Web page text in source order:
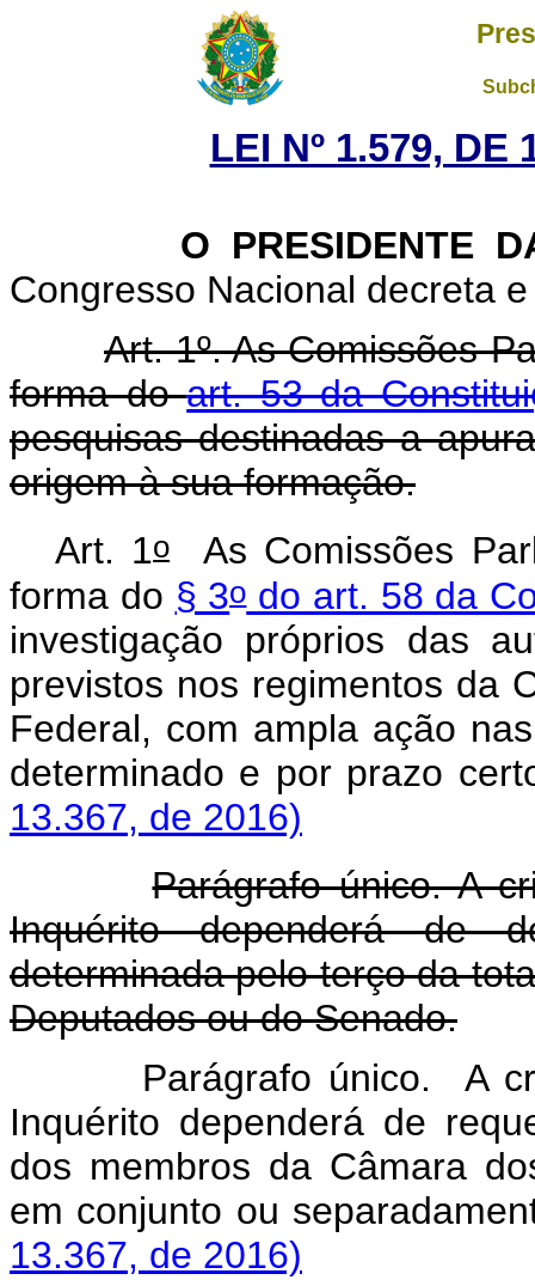
LEI Nº 1.579, DE
O PRESIDENTE DA
Congresso Nacional decreta
Art. 1º. As Comissões
forma doart. 53 da
pesquisas destinadas a
origem à sua formação.
Art. 1oAs Comissões
forma do § 3odo art. 58 da
investigação próprios das
previstos nos regimentos da
Federal, com ampla ação
determinado e por
13.367, de 2016)
Parágrafo único. A
Inquérito dependerá de
determinada pelo terço da
Deputados ou do Senado.
Parágrafo único. A
Inquérito dependerá de
dos membros da Câmara
em conjunto ou
13.367, de 2016)